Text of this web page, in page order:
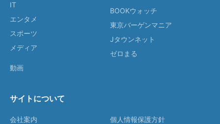
IT
エンタメ
スポーツ
メディア
動画
BOOKウォッチ
東京バーゲンマニア
Jタウンネット
ゼロまる
サイトについて
会社案内
個人情報保護方針